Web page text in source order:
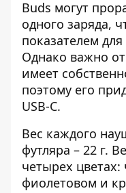
Buds могут
одного заряда,
показателем
Однако важно
имеет
поэтому его
USB-C.
Вес каждого
футляра – 22 г.
четырех
фиолетовом и